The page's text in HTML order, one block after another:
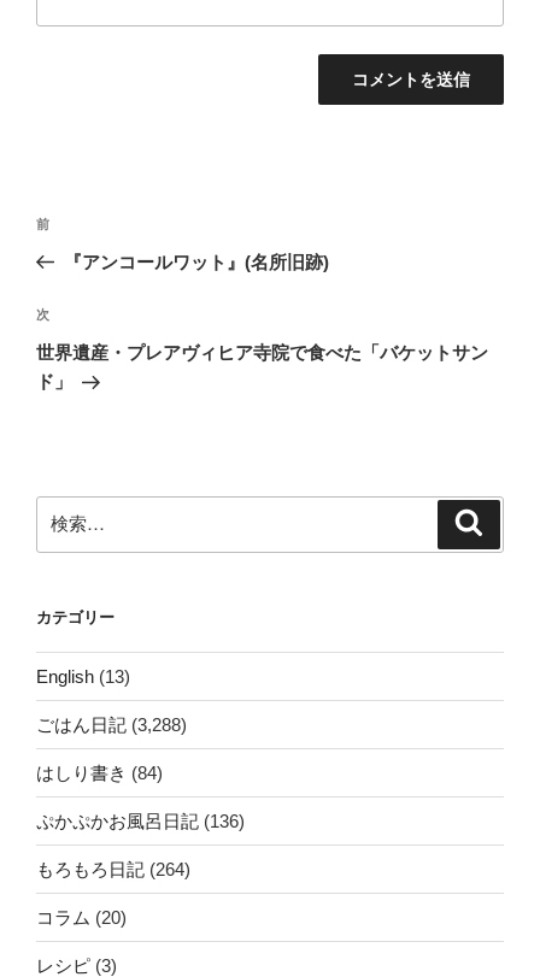
投
ナ
ビ
ゲ
ー
前
の
稿
前
『アンコールワット』(名所旧跡)
次
の
投
次
世界遺産・プレアヴィヒア寺院で食べた「バケットサン
ド」
索:
カテゴリー
English (13)
ごはん日記 (3,288)
はしり書き (84)
ぷかぷかお風呂日記 (136)
もろもろ日記 (264)
コラム (20)
レシピ (3)